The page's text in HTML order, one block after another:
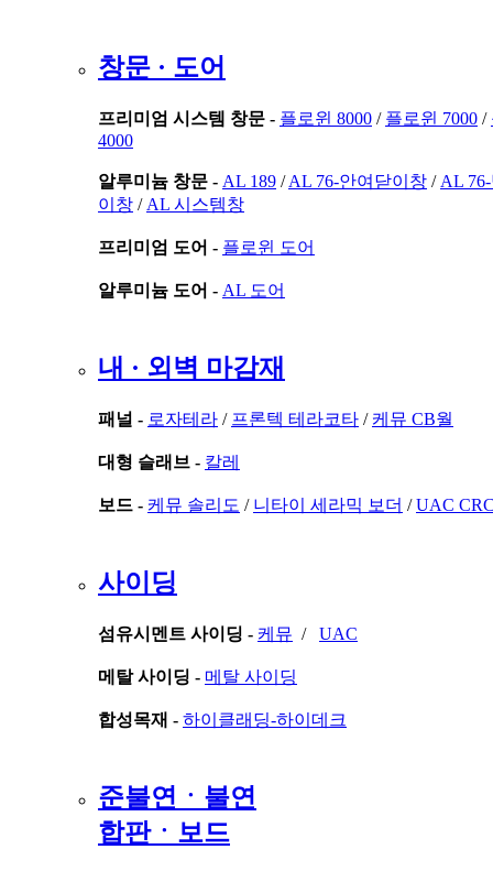
창문 · 도어
프리미엄 시스템 창문 - 플로윈 8000 / 플로윈 7000 /
4000
알루미늄 창문 - AL 189 /AL 76-안여닫이창 / AL
이창 / AL 시스템창
프리미엄 도어 - 플로윈 도어
알루미늄 도어 - AL 도어
내 · 외벽 마감재
패널 - 로자테라 / 프론텍 테라코타 / 케뮤 CB월
대형 슬래브 - 칼레
보드 - 케뮤 솔리도 / 니타이 세라믹 보더 /UAC
사이딩
섬유시멘트 사이딩 - 케뮤 / UAC
메탈 사이딩 - 메탈 사이딩
합성목재 - 하이클래딩-하이데크
준불연ㆍ불연
합판ㆍ보드